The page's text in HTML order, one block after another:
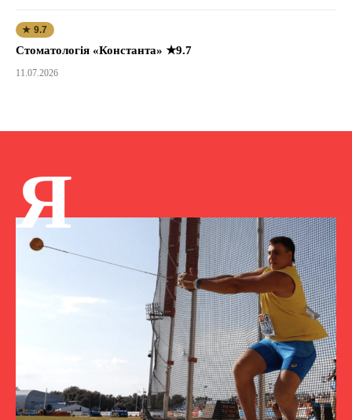
★ 9.7
Стоматологія «Константа» ★9.7
11.07.2026
Я